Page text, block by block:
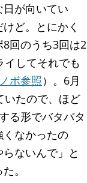
が向いてい
ど。とにかく
回のうち3回は2
イしてそれでも
ボ参照 ）。6月
いたので、ほど
る形でバタバタ
くなかったの
ないんで」と
。